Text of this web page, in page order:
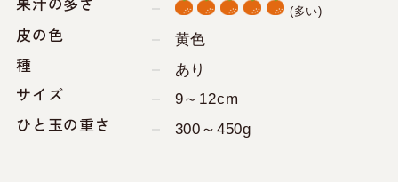
(多い)
皮の色 黄色
種 あり
サイズ 9～12cm
ひと玉の重さ 300～450g